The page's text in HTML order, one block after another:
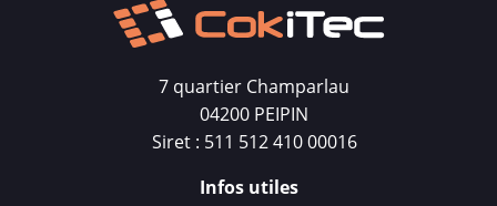
7 quartier Champarlau
04200 PEIPIN
Siret : 511 512 410 00016
Infos utiles